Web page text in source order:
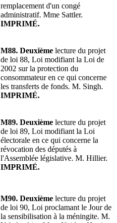
remplacement d'un congé
administratif. Mme Sattler.
IMPRIMÉ.
M88. Deuxième lecture du projet
de loi 88, Loi modifiant la Loi de
2002 sur la protection du
consommateur en ce qui concerne
les transferts de fonds. M. Singh.
IMPRIMÉ.
M89. Deuxième lecture du projet
de loi 89, Loi modifiant la Loi
électorale en ce qui concerne la
révocation des députés à
l'Assemblée législative. M. Hillier.
IMPRIMÉ.
M90. Deuxième lecture du projet
de loi 90, Loi proclamant le Jour de
la sensibilisation à la méningite. M.